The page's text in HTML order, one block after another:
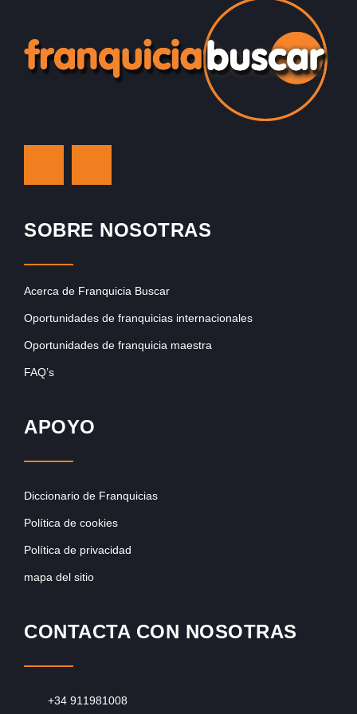
SOBRE NOSOTRAS
Acerca de Franquicia Buscar
Oportunidades de franquicias internacionales
Oportunidades de franquicia maestra
FAQ’s
APOYO
Diccionario de Franquicias
Política de cookies
Política de privacidad
mapa del sitio
CONTACTA CON NOSOTRAS
+34 911981008